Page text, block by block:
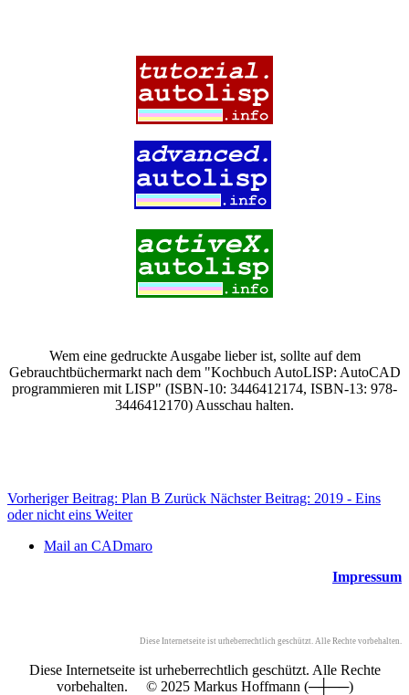
Wem eine gedruckte Ausgabe lieber ist, sollte auf dem
Gebrauchtbüchermarkt nach dem "Kochbuch AutoLISP: AutoCAD
programmieren mit LISP" (ISBN-10: 3446412174, ISBN-13: 978-
3446412170) Ausschau halten.
Vorheriger Beitrag: Plan B Zurück Nächster Beitrag: 2019 - Eins
oder nicht eins Weiter
Mail an CADmaro
Impressum
Diese Internetseite ist urheberrechtlich geschützt. Alle Rechte vorbehalten.
Diese Internetseite ist urheberrechtlich geschützt. Alle Rechte
vorbehalten. © 2025 Markus Hoffmann (─┼──)